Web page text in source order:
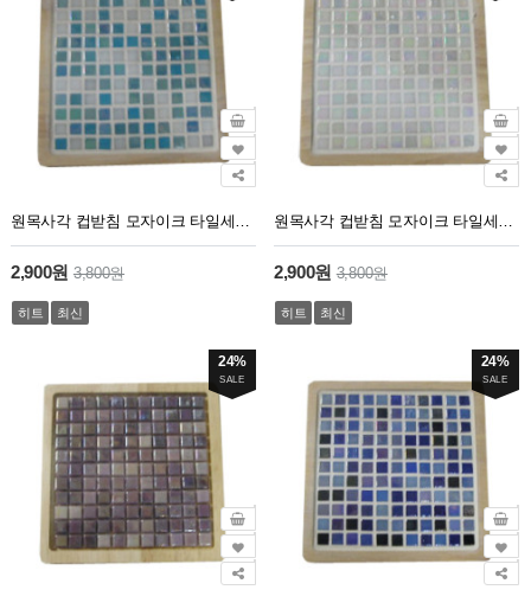
원목사각 컵받침 모자이크 타일세트 6번
2,900원 3,800원
히트 최신
원목사각 컵받침 모자이크 타일세트 5번
2,900원3,800원
히트 최신
24%
SALE
24%
SALE